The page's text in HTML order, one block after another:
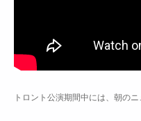
トロント公演期間中には、朝の